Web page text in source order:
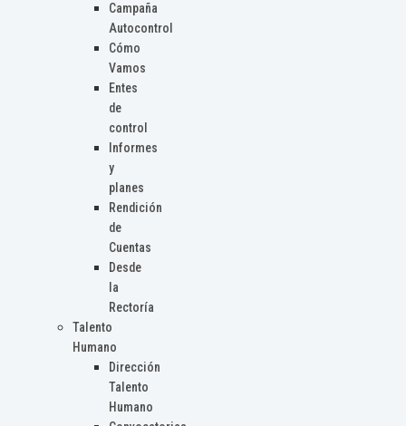
Campaña
Autocontrol
Cómo
Vamos
Entes
de
control
Informes
y
planes
Rendición
de
Cuentas
Desde
la
Rectoría
Talento
Humano
Dirección
Talento
Humano